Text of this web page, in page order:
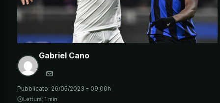
Gabriel Cano
Pubblicato: 26/05/2023 - 09:00h
Lettura: 1 min